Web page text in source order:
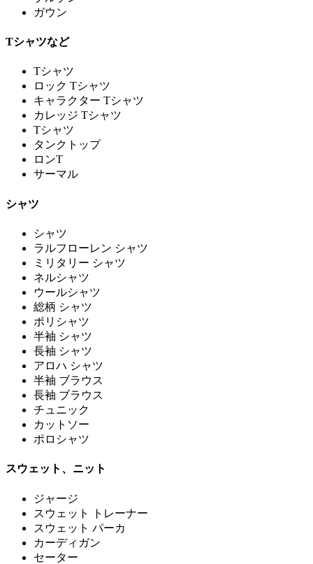
ガウン
Tシャツなど
Tシャツ
ロック Tシャツ
キャラクター Tシャツ
カレッジ Tシャツ
Tシャツ
タンクトップ
ロンT
サーマル
シャツ
シャツ
ラルフローレン シャツ
ミリタリー シャツ
ネルシャツ
ウールシャツ
総柄 シャツ
ポリシャツ
半袖 シャツ
長袖 シャツ
アロハ シャツ
半袖 ブラウス
長袖 ブラウス
チュニック
カットソー
ポロシャツ
スウェット、ニット
ジャージ
スウェット トレーナー
スウェット パーカ
カーディガン
セーター